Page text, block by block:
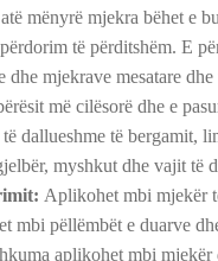
mënyrë mjekra bëhet e
të përditshëm. E
dhe mjekrave mesatare dhe
më cilësorë dhe e
dallueshme të bergamit,
myshkut dhe vajit të
Aplikohet mbi mjekër
mbi pëllëmbët e duarve
aplikohet mbi mjekër